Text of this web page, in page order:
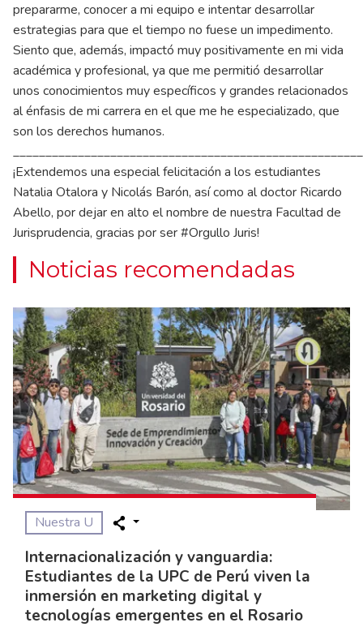
prepararme, conocer a mi equipo e intentar desarrollar
estrategias para que el tiempo no fuese un impedimento.
Siento que, además, impactó muy positivamente en mi vida
académica y profesional, ya que me permitió desarrollar
unos conocimientos muy específicos y grandes relacionados
al énfasis de mi carrera en el que me he especializado, que
son los derechos humanos.
¡Extendemos una especial felicitación a los estudiantes
Natalia Otalora y Nicolás Barón, así como al doctor Ricardo
Abello, por dejar en alto el nombre de nuestra Facultad de
Jurisprudencia, gracias por ser #Orgullo Juris!
Noticias recomendadas
Nuestra U
Internacionalización y vanguardia:
Estudiantes de la UPC de Perú viven la
inmersión en marketing digital y
tecnologías emergentes en el Rosario